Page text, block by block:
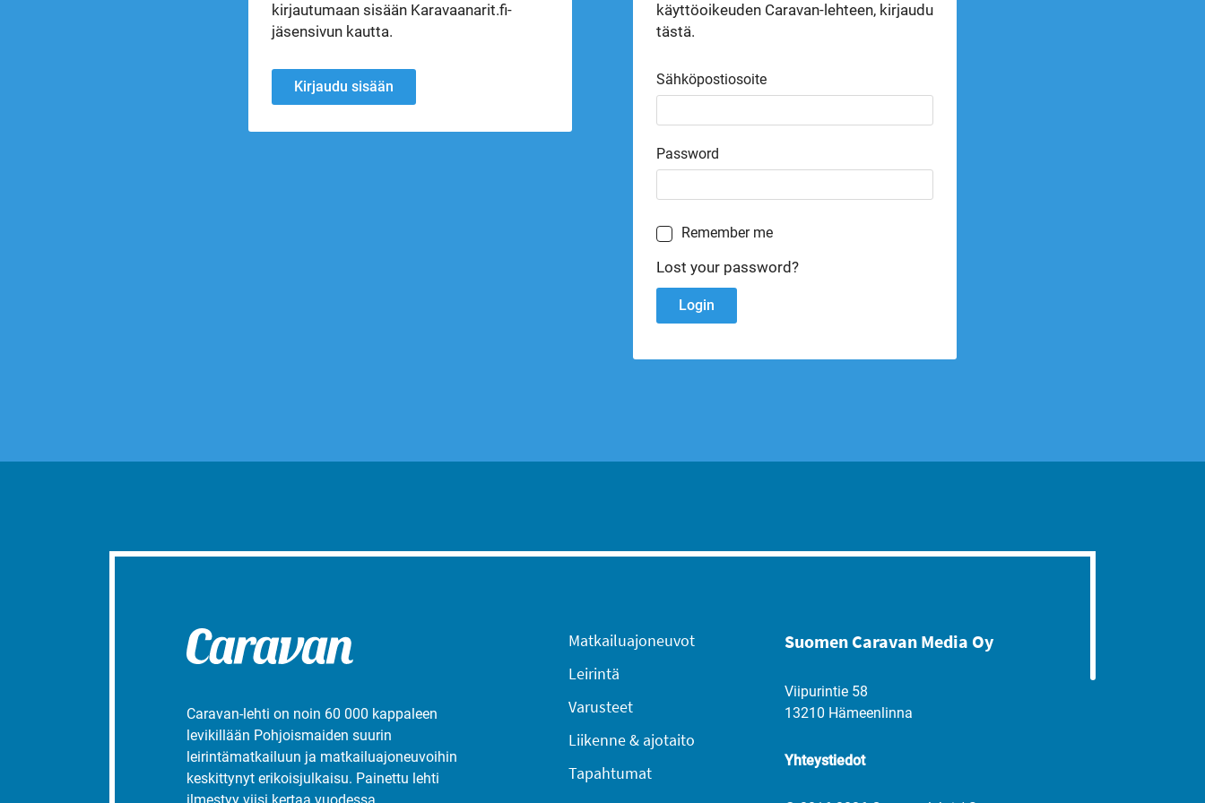
kirjautumaan sisään Karavaanarit.fi-
jäsensivun kautta.
Kirjaudu sisään
käyttöoikeuden Caravan-lehteen, kirjaudu
tästä.
Sähköpostiosoite
Password
Remember me
Lost your password?
Caravan-lehti on noin 60 000 kappaleen
levikillään Pohjoismaiden suurin
leirintämatkailuun ja matkailuajoneuvoihin
keskittynyt erikoisjulkaisu. Painettu lehti
ilmestyy viisi kertaa vuodessa.
Matkailuajoneuvot
Leirintä
Varusteet
Liikenne & ajotaito
Tapahtumat
Suomen Caravan Media Oy
Viipurintie 58
13210 Hämeenlinna
Yhteystiedot